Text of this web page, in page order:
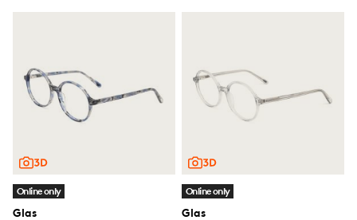
Online only
Glas
Online only
Glas